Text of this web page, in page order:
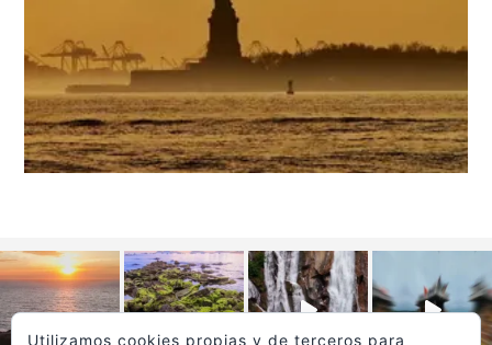
Utilizamos cookies propias y de terceros para